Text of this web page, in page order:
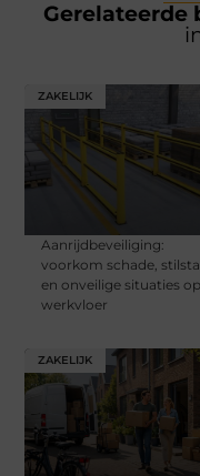
Gerelateerde
ZAKELIJK
Aanrijdbeveiliging:
voorkom schade,
en onveilige situaties
werkvloer
ZAKELIJK